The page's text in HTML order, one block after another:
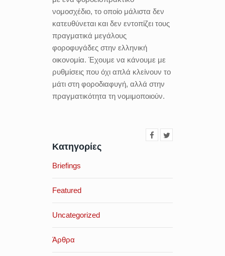
νομοσχέδιο, το οποίο μάλιστα δεν
κατευθύνεται και δεν εντοπίζει τους
πραγματικά μεγάλους
φοροφυγάδες στην ελληνική
οικονομία. Έχουμε να κάνουμε με
ρυθμίσεις που όχι απλά κλείνουν το
μάτι στη φοροδιαφυγή, αλλά στην
πραγματικότητα τη νομιμοποιούν.
Κατηγορίες
Briefings
Featured
Uncategorized
Άρθρα